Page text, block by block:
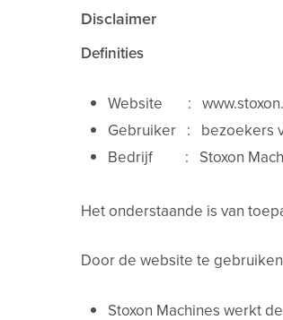
Disclaimer
Definities
Website :
Gebruiker : bezoekers
Bedrijf : Stoxon
Het onderstaande is van
Door de website te
Stoxon Machines werkt